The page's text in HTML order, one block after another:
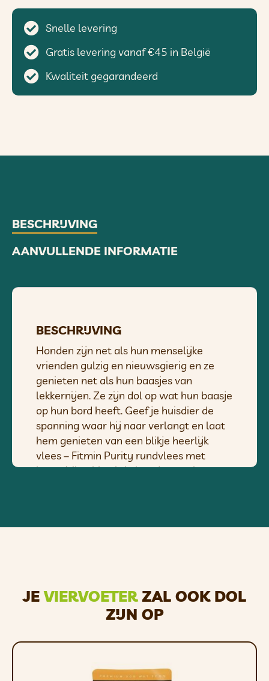
Snelle levering
Gratis levering vanaf €45 in België
Kwaliteit gegarandeerd
BESCHRIJVING
AANVULLENDE INFORMATIE
BESCHRIJVING
Honden zijn net als hun menselijke
vrienden gulzig en nieuwsgierig en ze
genieten net als hun baasjes van
lekkernijen. Ze zijn dol op wat hun baasje
op hun bord heeft. Geef je huisdier de
spanning waar hij naar verlangt en laat
hem genieten van een blikje heerlijk
vlees – Fitmin Purity rundvlees met
lever. Misschien is je baasje voor het
VOORDELEN
ingrediënten
• Geen chemicaliën
• Geen smaak- of kleurstoffen
JEVIERVOETERZAL OOK DOL
ZIJN OP